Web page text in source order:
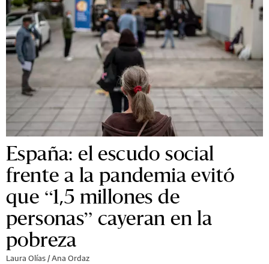
España: el escudo social
frente a la pandemia evitó
que “1,5 millones de
personas” cayeran en la
pobreza
Laura Olías / Ana Ordaz